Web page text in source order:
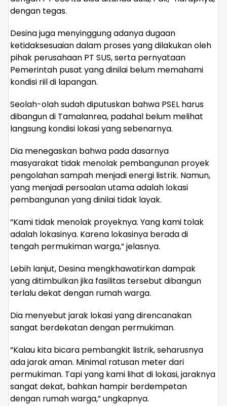
dengan tegas.
Desina juga menyinggung adanya dugaan
ketidaksesuaian dalam proses yang dilakukan oleh
pihak perusahaan PT SUS, serta pernyataan
Pemerintah pusat yang dinilai belum memahami
kondisi riil di lapangan.
Seolah-olah sudah diputuskan bahwa PSEL harus
dibangun di Tamalanrea, padahal belum melihat
langsung kondisi lokasi yang sebenarnya.
Dia menegaskan bahwa pada dasarnya
masyarakat tidak menolak pembangunan proyek
pengolahan sampah menjadi energi listrik. Namun,
yang menjadi persoalan utama adalah lokasi
pembangunan yang dinilai tidak layak.
“Kami tidak menolak proyeknya. Yang kami tolak
adalah lokasinya. Karena lokasinya berada di
tengah permukiman warga,” jelasnya.
Lebih lanjut, Desina mengkhawatirkan dampak
yang ditimbulkan jika fasilitas tersebut dibangun
terlalu dekat dengan rumah warga.
Dia menyebut jarak lokasi yang direncanakan
sangat berdekatan dengan permukiman.
“Kalau kita bicara pembangkit listrik, seharusnya
ada jarak aman. Minimal ratusan meter dari
permukiman. Tapi yang kami lihat di lokasi, jaraknya
sangat dekat, bahkan hampir berdempetan
dengan rumah warga,” ungkapnya.